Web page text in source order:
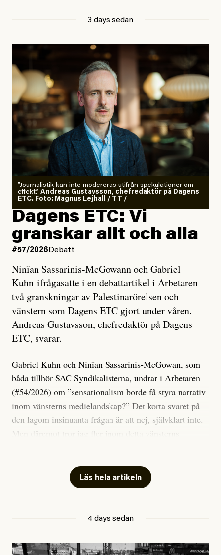
3 days sedan
”Journalistik kan inte modereras utifrån spekulationer om
effekt.” Andreas Gustavsson, chefredaktör på Dagens
ETC. Foto: Magnus Lejhall / TT /
Dagens ETC: Vi
granskar allt och alla
#57/2026 Debatt
Ninïan Sassarinis-McGowann och Gabriel
Kuhn ifrågasatte i en debattartikel i Arbetaren
två granskningar av Palestinarörelsen och
vänstern som Dagens ETC gjort under våren.
Andreas Gustavsson, chefredaktör på Dagens
ETC, svarar.
Gabriel Kuhn och Ninïan Sassarinis-McGowan, som
båda tillhör SAC Syndikalisterna, undrar i Arbetaren
(#54/2026) om ”sensationalism borde få styra narrativ
inom vänsterns medielandskap?” Det korta svaret på
den lagom insinuanta frågan är att nej, självklart inte.
Men däremot tror jag fler inom detta vänsterns
journalistik som vänder sig till många snarare än att
jaga inbördes beundran. Det har i alla fall fungerat för
McGowan riktar sin kritik mot.
Läs hela artikeln
4 days sedan